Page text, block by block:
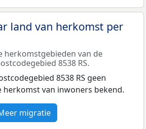
land van herkomst per
herkomstgebieden van de
8538 RS.
8538 RS geen
herkomst van inwoners bekend.
migratie